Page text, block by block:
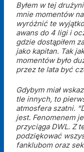
Byłem w tej
mnie momentów
wyróżnić te
awans do 4 ligi i
gdzie dostąpiłem
jako kapitan. Tak
momentów było
przez te lata być
Gdybym miał
tle innych, to
atmosfera szatni.
jest. Fenomenem
przyciąga DWL. Z
podziękować
fanklubom oraz